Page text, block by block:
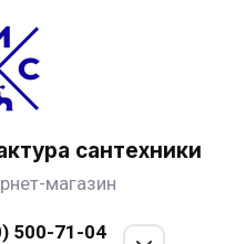
сантехники
магазин
500-71-04